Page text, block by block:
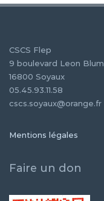
CSCS Flep
9 boulevard Leon Blum
16800 Soyaux
05.45.93.11.58
cscs.soyaux@orange.fr
Mentions légales
Faire un don